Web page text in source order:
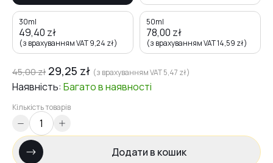
30ml
49,40 zł
(з врахуванням VAT9,24 zł)
50ml
78,00 zł
(з врахуванням VAT14,59 zł)
45,00zł 29,25 zł (з врахуванням VAT5,47 zł)
Наявність: Багатов наявності
Кількість товарів
Додати в кошик